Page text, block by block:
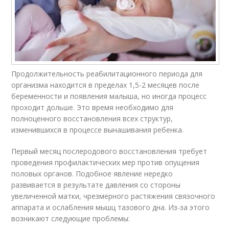
Продолжительность реабилитационного периода для
организма находится в пределах 1,5-2 месяцев после
беременности и появления малыша, но иногда процесс
проходит дольше. Это время необходимо для
полноценного восстановления всех структур,
изменившихся в процессе вынашивания ребенка.
Первый месяц послеродового восстановления требует
проведения профилактических мер против опущения
половых органов. Подобное явление нередко
развивается в результате давления со стороны
увеличенной матки, чрезмерного растяжения связочного
аппарата и ослабления мышц тазового дна. Из-за этого
возникают следующие проблемы: